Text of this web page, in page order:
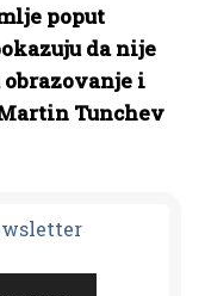
poput
da nije
i
Tunchev